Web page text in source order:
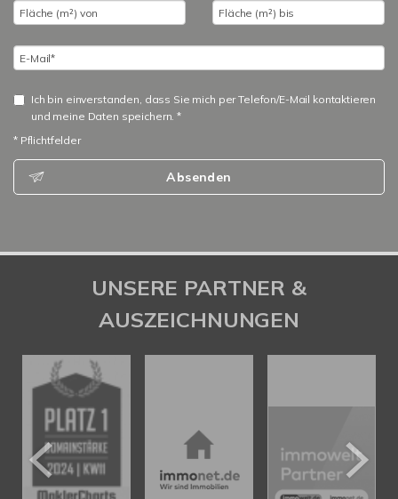
Ich bin einverstanden, dass Sie mich per Telefon/E-Mail kontaktieren
und meine Daten speichern. *
* Pflichtfelder
Absenden
UNSERE PARTNER &
AUSZEICHNUNGEN